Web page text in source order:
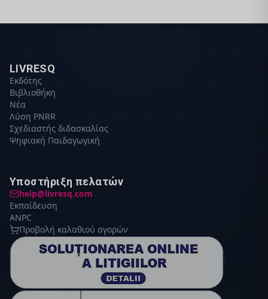
LIVRESQ
Εκδότης
Βιβλιοθήκη
Νέα
Λύση PNRR
Σχεδιαστής διδασκαλίας
Ψηφιακή Παιδαγωγική
Υποστήριξη πελατών
help@livresq.com
Εκπαίδευση
ANPC
Προβολή καλαθιού αγορών